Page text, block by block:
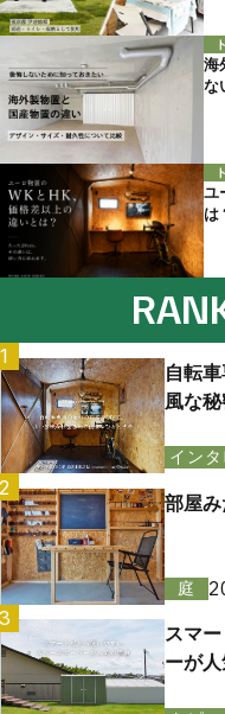
海
な
ユ
は
1
自転
風な
イン
2
部屋
庭
スマ
ーが